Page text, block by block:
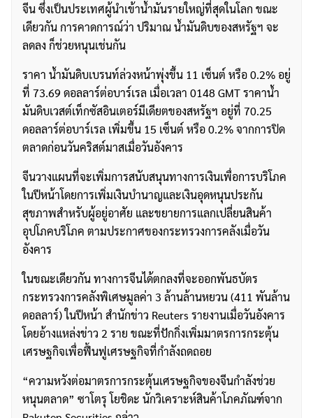
จีน ซึ่งเป็นประเทศผู้นำเข้าน้ำมันรายใหญ่ที่สุดในโลก ขณะ
เดียวกัน การคาดการณ์ว่า ปริมาณ น้ำมันดิบของสหรัฐฯ จะ
ลดลง ก็ช่วยหนุนเช่นกัน
ราคา น้ำมันดิบเบรนท์ล่วงหน้าพุ่งขึ้น 11 เซ็นต์ หรือ 0.2% อยู่
ที่ 73.69 ดอลลาร์ต่อบาร์เรล เมื่อเวลา 0148 GMT ราคาน้ำ
มันดิบเวสต์เท็กซัสอินเตอร์มีเดียตของสหรัฐฯ อยู่ที่ 70.25
ดอลลาร์ต่อบาร์เรล เพิ่มขึ้น 15 เซ็นต์ หรือ 0.2% จากการปิด
ตลาดก่อนวันคริสต์มาสเมื่อวันอังคาร
จีนวางแผนที่จะเพิ่มการสนับสนุนทางการเงินเพื่อการบริโภค
ในปีหน้าโดยการเพิ่มเงินบำนาญและเงินอุดหนุนประกัน
สุขภาพสำหรับผู้อยู่อาศัย และขยายการแลกเปลี่ยนสินค้า
อุปโภคบริโภค ตามประกาศของกระทรวงการคลังเมื่อวัน
อังคาร
ในขณะเดียวกัน ทางการจีนได้ตกลงที่จะออกพันธบัตร
กระทรวงการคลังพิเศษมูลค่า 3 ล้านล้านหยวน (411 พันล้าน
ดอลลาร์) ในปีหน้า สำนักข่าว Reuters รายงานเมื่อวันอังคาร
โดยอ้างแหล่งข่าว 2 ราย ขณะที่ปักกิ่งเพิ่มมาตรการกระตุ้น
เศรษฐกิจเพื่อฟื้นฟูเศรษฐกิจที่กำลังถดถอย
“ความหวังต่อมาตรการกระตุ้นเศรษฐกิจของจีนกำลังช่วย
หนุนตลาด” ซาโตรุ โยชิดะ นักวิเคราะห์สินค้าโภคภัณฑ์จาก